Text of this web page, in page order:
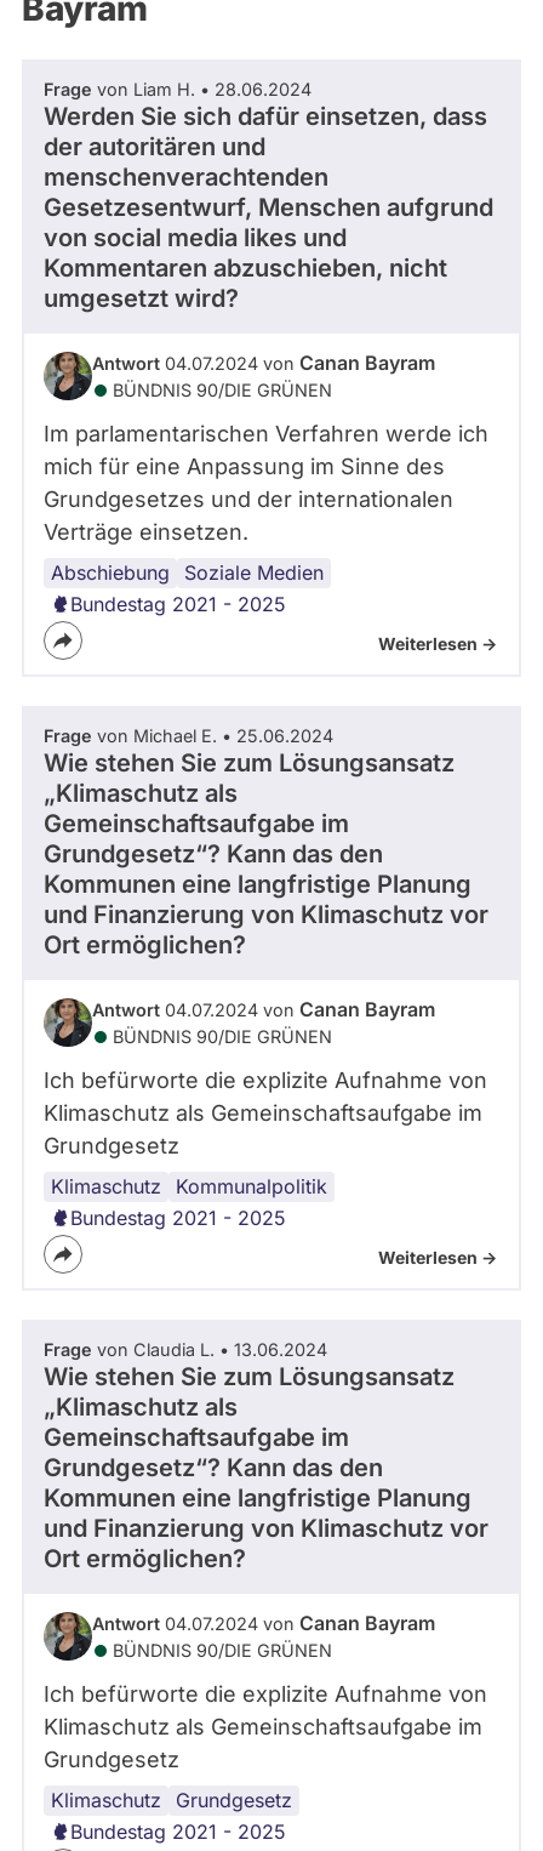
Bayram
Frage von Liam H. • 28.06.2024
Werden Sie sich dafür einsetzen, dass
der autoritären und
menschenverachtenden
Gesetzesentwurf, Menschen aufgrund
von social media likes und
Kommentaren abzuschieben, nicht
umgesetzt wird?
Antwort 04.07.2024 von Canan Bayram
BÜNDNIS 90/­DIE GRÜNEN
Im parlamentarischen Verfahren werde ich
mich für eine Anpassung im Sinne des
Grundgesetzes und der internationalen
Verträge einsetzen.
Abschiebung Soziale Medien
Social
Media
Terrorismus
Bundestag 2021 - 2025
Weiterlesen ->
Frage von Michael E. • 25.06.2024
Wie stehen Sie zum Lösungsansatz
„Klimaschutz als
Gemeinschaftsaufgabe im
Grundgesetz“? Kann das den
Kommunen eine langfristige Planung
und Finanzierung von Klimaschutz vor
Ort ermöglichen?
Antwort 04.07.2024 von Canan Bayram
BÜNDNIS 90/­DIE GRÜNEN
Ich befürworte die explizite Aufnahme von
Klimaschutz als Gemeinschaftsaufgabe im
Grundgesetz
Klimaschutz Kommunalpolitik
Grundgesetz
Bundestag 2021 - 2025
Weiterlesen ->
Frage von Claudia L. • 13.06.2024
Wie stehen Sie zum Lösungsansatz
„Klimaschutz als
Gemeinschaftsaufgabe im
Grundgesetz“? Kann das den
Kommunen eine langfristige Planung
und Finanzierung von Klimaschutz vor
Ort ermöglichen?
Antwort 04.07.2024 von Canan Bayram
BÜNDNIS 90/­DIE GRÜNEN
Ich befürworte die explizite Aufnahme von
Klimaschutz als Gemeinschaftsaufgabe im
Grundgesetz
Klimaschutz Grundgesetz
Kommunalpolitik
Bundestag 2021 - 2025